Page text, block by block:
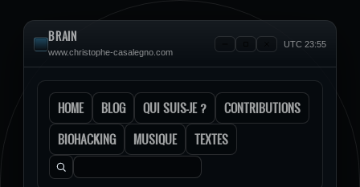
BRAIN
www.christophe-casalegno.com
UTC 23:55
HOME BLOG QUI SUIS-JE ?
CONTRIBUTIONS
BIOHACKING
MUSIQUE TEXTES
Rechercher :